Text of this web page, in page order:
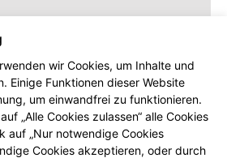
wir Cookies, um Inhalte und
Einige Funktionen dieser Website
um einwandfrei zu funktionieren.
„Alle Cookies zulassen“ alle Cookies
auf „Nur notwendige Cookies
Cookies akzeptieren, oder durch